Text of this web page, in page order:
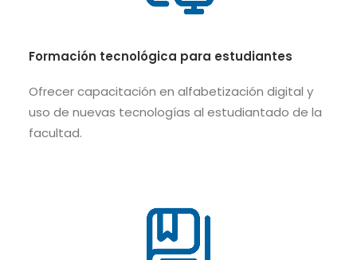
Formación tecnológica para estudiantes
Ofrecer capacitación en alfabetización digital y
uso de nuevas tecnologías al estudiantado de la
facultad.